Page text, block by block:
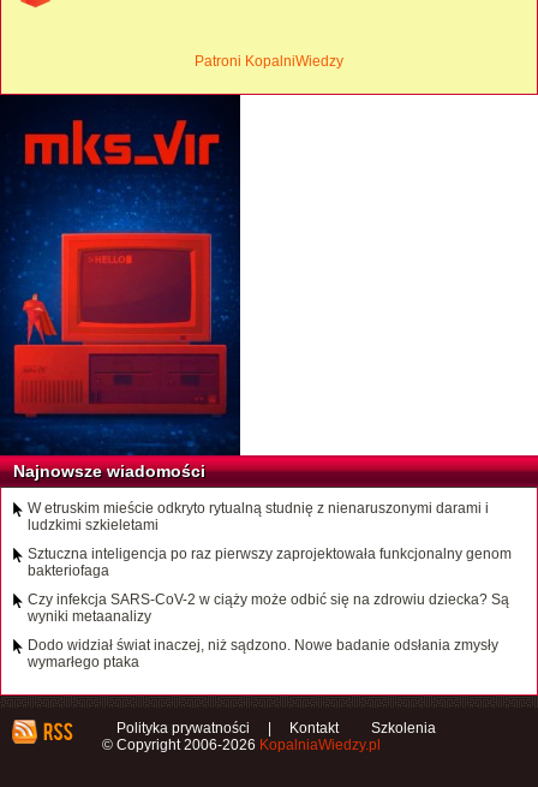
Patroni KopalniWiedzy
Najnowsze wiadomości
W etruskim mieście odkryto rytualną studnię z nienaruszonymi darami i
ludzkimi szkieletami
Sztuczna inteligencja po raz pierwszy zaprojektowała funkcjonalny genom
bakteriofaga
Czy infekcja SARS-CoV-2 w ciąży może odbić się na zdrowiu dziecka? Są
wyniki metaanalizy
Dodo widział świat inaczej, niż sądzono. Nowe badanie odsłania zmysły
wymarłego ptaka
Polityka prywatności Kontakt
Szkolenia
© Copyright 2006-2026 KopalniaWiedzy.pl